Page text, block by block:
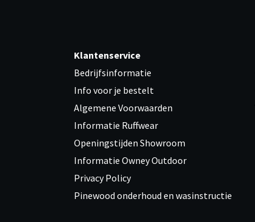
Klantenservice
Bedrijfsinformatie
Info voor je bestelt
Algemene Voorwaarden
Informatie Ruffwear
Openingstijden Showroom
Informatie Owney Outdoor
Privacy Policy
Pinewood onderhoud en wasinstructie